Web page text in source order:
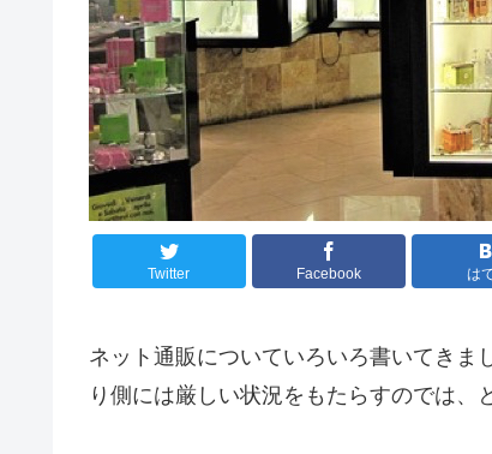
Twitter Facebook は
ネット通販についていろいろ書いてきま
り側には厳しい状況をもたらすのでは、